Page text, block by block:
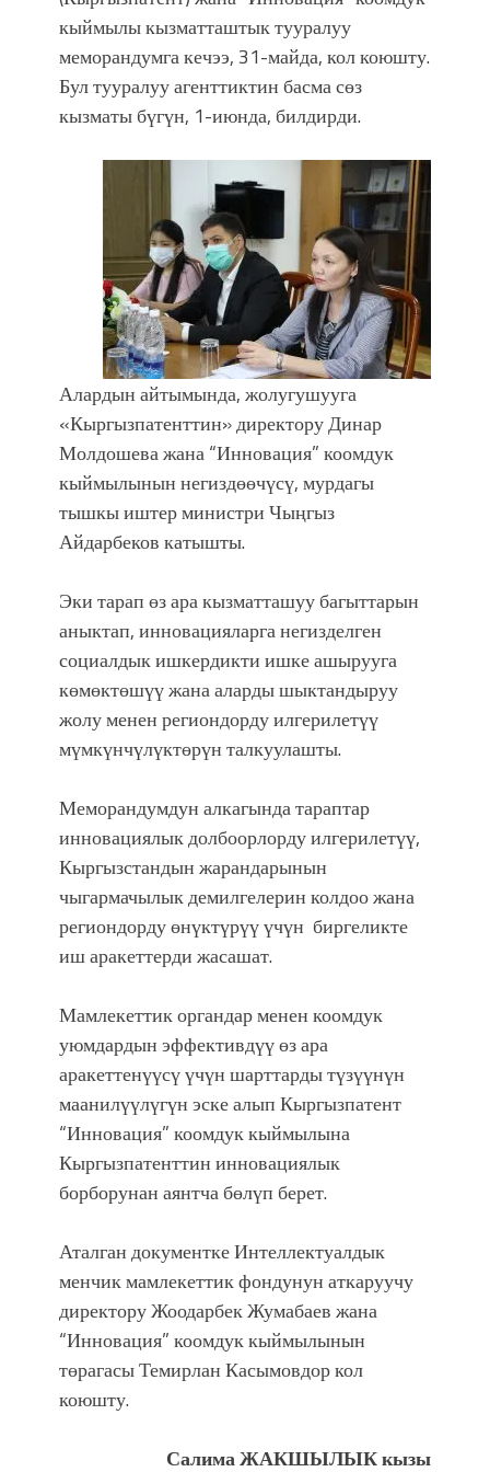
Park'ка 30 миң адам чогулду
кыймылы кызматташтык тууралуу
меморандумга кечээ, 31-майда, кол коюшту.
Бул тууралуу агенттиктин басма сөз
кызматы бүгүн, 1-июнда, билдирди.
Алардын айтымында, жолугушууга
«Кыргызпатенттин» директору Динар
Молдошева жана “Инновация” коомдук
кыймылынын негиздөөчүсү, мурдагы
тышкы иштер министри Чыңгыз
Айдарбеков катышты.
Эки тарап өз ара кызматташуу багыттарын
аныктап, инновацияларга негизделген
социалдык ишкердикти ишке ашырууга
көмөктөшүү жана аларды шыктандыруу
жолу менен региондорду илгерилетүү
мүмкүнчүлүктөрүн талкуулашты.
Меморандумдун алкагында тараптар
инновациялык долбоорлорду илгерилетүү,
Кыргызстандын жарандарынын
чыгармачылык демилгелерин колдоо жана
региондорду өнүктүрүү үчүн биргеликте
иш аракеттерди жасашат.
Мамлекеттик органдар менен коомдук
уюмдардын эффективдүү өз ара
аракеттенүүсү үчүн шарттарды түзүүнүн
маанилүүлүгүн эске алып Кыргызпатент
“Инновация” коомдук кыймылына
Кыргызпатенттин инновациялык
борборунан аянтча бөлүп берет.
Аталган документке Интеллектуалдык
менчик мамлекеттик фондунун аткаруучу
директору Жоодарбек Жумабаев жана
“Инновация” коомдук кыймылынын
төрагасы Темирлан Касымовдор кол
коюшту.
Салима ЖАКШЫЛЫК кызы